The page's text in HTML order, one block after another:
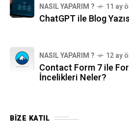
NASIL YAPARIM ? 11 ay
ChatGPT ile Blog
NASIL YAPARIM ? 12 ay
Contact Form 7 ile
İncelikleri Neler?
BIZE KATIL